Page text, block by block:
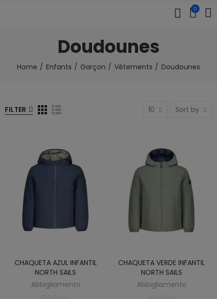
0
Doudounes
Home Enfants Garçon Vêtements Doudounes
FILTER 10 Sort by
CHAQUETA AZUL INFANTIL
NORTH SAILS
Abbigliamento
CHAQUETA VERDE INFANTIL
NORTH SAILS
Abbigliamento